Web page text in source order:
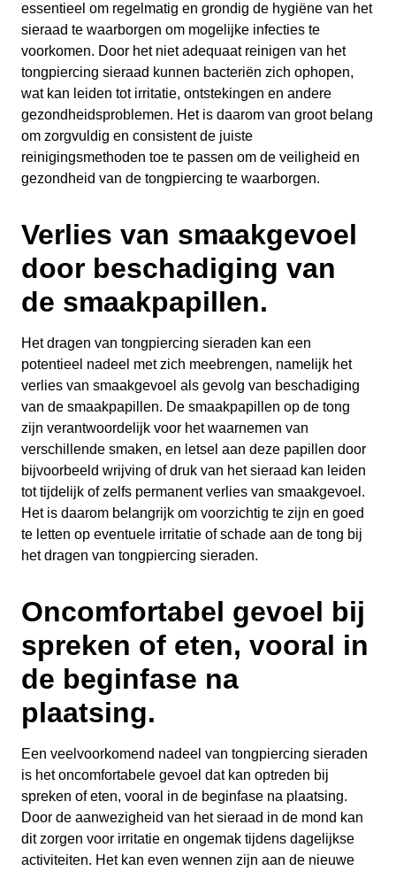
essentieel om regelmatig en grondig de hygiëne van het
sieraad te waarborgen om mogelijke infecties te
voorkomen. Door het niet adequaat reinigen van het
tongpiercing sieraad kunnen bacteriën zich ophopen,
wat kan leiden tot irritatie, ontstekingen en andere
gezondheidsproblemen. Het is daarom van groot belang
om zorgvuldig en consistent de juiste
reinigingsmethoden toe te passen om de veiligheid en
gezondheid van de tongpiercing te waarborgen.
Verlies van smaakgevoel
door beschadiging van
de smaakpapillen.
Het dragen van tongpiercing sieraden kan een
potentieel nadeel met zich meebrengen, namelijk het
verlies van smaakgevoel als gevolg van beschadiging
van de smaakpapillen. De smaakpapillen op de tong
zijn verantwoordelijk voor het waarnemen van
verschillende smaken, en letsel aan deze papillen door
bijvoorbeeld wrijving of druk van het sieraad kan leiden
tot tijdelijk of zelfs permanent verlies van smaakgevoel.
Het is daarom belangrijk om voorzichtig te zijn en goed
te letten op eventuele irritatie of schade aan de tong bij
het dragen van tongpiercing sieraden.
Oncomfortabel gevoel bij
spreken of eten, vooral in
de beginfase na
plaatsing.
Een veelvoorkomend nadeel van tongpiercing sieraden
is het oncomfortabele gevoel dat kan optreden bij
spreken of eten, vooral in de beginfase na plaatsing.
Door de aanwezigheid van het sieraad in de mond kan
dit zorgen voor irritatie en ongemak tijdens dagelijkse
activiteiten. Het kan even wennen zijn aan de nieuwe